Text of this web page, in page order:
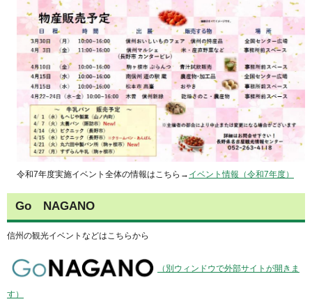
令和7年度実施イベント全体の情報はこちら→ イベント情報（令和7年度）
Go NAGANO
信州の観光イベントなどはこちらから
（別ウィンドウで外部サイトが開きま
す）